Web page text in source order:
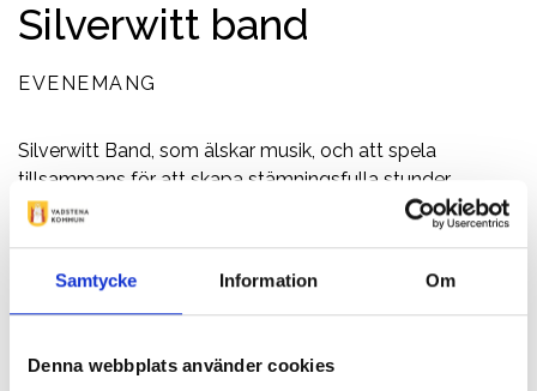
Samtycke Information Om
Denna webbplats använder cookies
Silverwitt band
EVENEMANG
Silverwitt Band, som älskar musik, och att spela
tillsammans för att skapa stämningsfulla stunder.
Kontaktinformation
0143-10999
Borghamnsvägen 1, 59293 Borghamn